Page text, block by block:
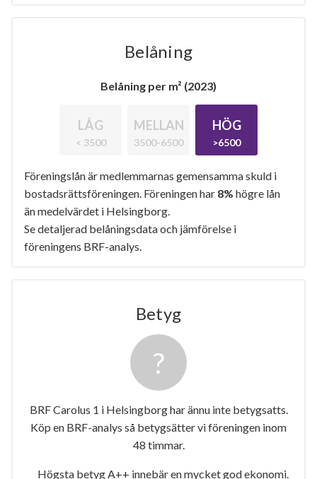
Belåning
Belåning per m² (2023)
LÅG
< 3500
MELLAN
3500-6500
HÖG
>6500
Föreningslån är medlemmarnas gemensamma skuld i
bostadsrättsföreningen. Föreningen har 8% högre lån
än medelvärdet i Helsingborg.
Se detaljerad belåningsdata och jämförelse i
föreningens BRF-analys.
Betyg
BRF Carolus 1 i Helsingborg har ännu inte betygsatts.
Köp en BRF-analys så betygsätter vi föreningen inom
48 timmar.
Högsta betyg A++ innebär en mycket god ekonomi.